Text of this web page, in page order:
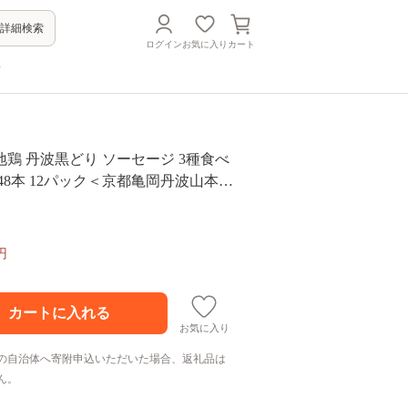
詳細検索
ログインお気に入り カート
鶏 丹波黒どり ソーセージ 3種食べ
本 12パック＜京都亀岡丹波山本＞
援 特別返礼品》
お気に入り
自治体へ寄附申込いただいた場合、返礼品は